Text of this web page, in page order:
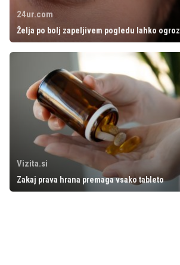
24ur.com
Želja po bolj zapeljivem pogledu lahko
Vizita.si
Zakaj prava hrana premaga vsako tableto